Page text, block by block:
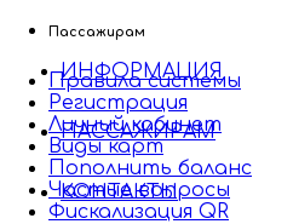
ИНФОРМАЦИЯ
ПАССАЖИРАМ
КОНТАКТЫ
Пассажирам
Правила системы
Регистрация
Личный кабинет
Виды карт
Пополнить баланс
Частые вопросы
Фискализация QR